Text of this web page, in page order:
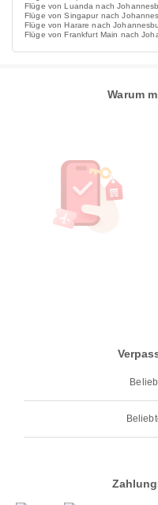
Flüge von Luanda nach
Flüge von Singapur nach
Flüge von Harare nach
Flüge von Frankfurt Main nach
Warum